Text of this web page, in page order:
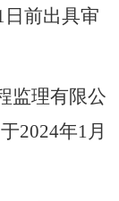
日前出具审
监理有限公
2024年1月